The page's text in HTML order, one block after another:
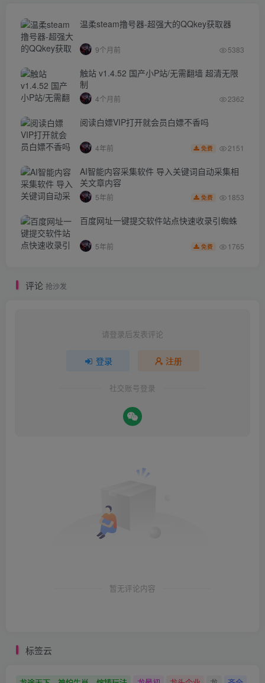
温柔steam撸号器-超强大的QQkey获取器
9个月前 5383
触站 v1.4.52 国产小P站/无需翻墙 超清无限
制
4个月前 2362
阅读白嫖VIP打开就会员白嫖不香吗
4年前 免费 2151
AI智能内容采集软件 导入关键词自动采集相
关文章内容
5年前 免费 1853
百度网址一键提交软件站点快速收录引蜘蛛
5年前 免费 1765
评论 抢沙发
请登录后发表评论
登录 注册
社交账号登录
暂无评论内容
标签云